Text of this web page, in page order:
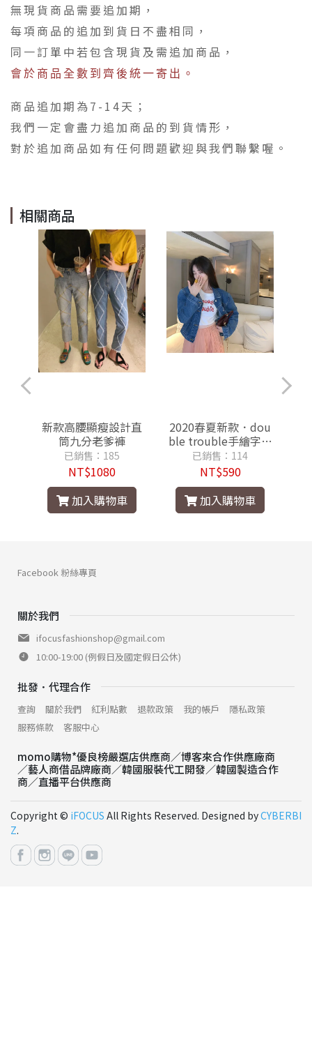
無現貨商品需要追加期，
每項商品的追加到貨日不盡相同，
同一訂單中若包含現貨及需追加商品，
會於商品全數到齊後統一寄出。
商品追加期為7-14天；
我們一定會盡力追加商品的到貨情形，
對於追加商品如有任何問題歡迎與我們聯繫喔。
相關商品
新款高腰顯瘦設計直
筒九分老爹褲
已銷售：185
NT$1080
加入購物車
2020春夏新款．dou
ble trouble手繪字母
小版型tee白色短款上
衣《設計師款100%保
證品質佳》
已銷售：114
NT$590
加入購物車
關於我們
ifocusfashionshop@gmail.com
10:00-19:00 (例假日及國定假日公休)
批發．代理合作
查詢 關於我們 紅利點數 退款政策 我的帳戶
隱私政策
服務條款
客服中心
momo購物*優良榜嚴選店供應商／博客來合作供應廠商
／藝人商借品牌廠商／韓國服裝代工開發／韓國製造合作
商／直播平台供應商
Facebook 粉絲專頁
Copyright © iFOCUS All Rights Reserved. Designed byCYBERBI
Z.